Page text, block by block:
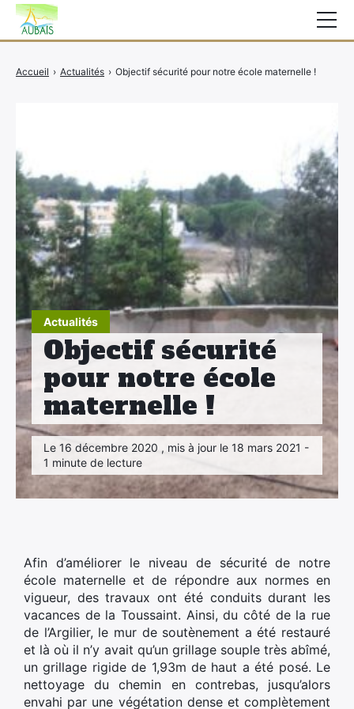
Actualités
Objectif sécurité
pour notre école
maternelle !
Le 16 décembre 2020 , mis à jour le 18 mars 2021 -
1 minute de lecture
Accueil › Actualités › Objectif sécurité pour notre école maternelle !
Afin d’améliorer le niveau de sécurité de notre
école maternelle et de répondre aux normes en
vigueur, des travaux ont été conduits durant les
vacances de la Toussaint. Ainsi, du côté de la rue
de l’Argilier, le mur de soutènement a été restauré
et là où il n’y avait qu’un grillage souple très abîmé,
un grillage rigide de 1,93m de haut a été posé. Le
nettoyage du chemin en contrebas, jusqu’alors
envahi par une végétation dense et complètement
Vie au village
Services
Elections
Etat Civil
Autres Démarches
CCAS
Contact